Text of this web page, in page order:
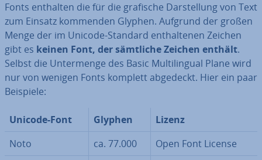
Fonts enthalten die für die grafische Dar­stel­lung von Text
zum Einsatz kommenden Glyphen. Aufgrund der großen
Menge der im Unicode-Standard ent­hal­te­nen Zeichen
gibt es keinen Font, der sämtliche Zeichen enthält.
Selbst die Un­ter­men­ge des Basic Mul­ti­l­in­gu­al Plane wird
nur von wenigen Fonts komplett abgedeckt. Hier ein paar
Beispiele:
Unicode-Font Glyphen
Lizenz
Noto
ca. 77.000
Open Font License